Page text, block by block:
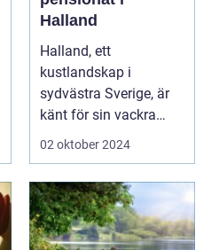
Halland
Halland, ett
kustlandskap i
sydvästra Sverige, är
känt för sin vackra
natur, långa
02 oktober 2024